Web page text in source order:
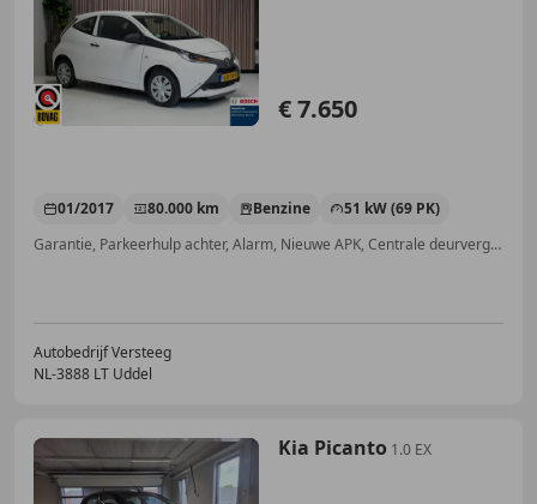
€ 7.650
01/2017 80.000 km Benzine
51 kW (69 PK)
Garantie, Parkeerhulp achter, Alarm, Nieuwe APK, Centrale deurvergrendeling met afstandsbediening, Zij-airbags, Elektrische ramen, Niet-rokers auto
Autobedrijf Versteeg
NL-3888 LT Uddel
Kia Picanto 1.0 EX